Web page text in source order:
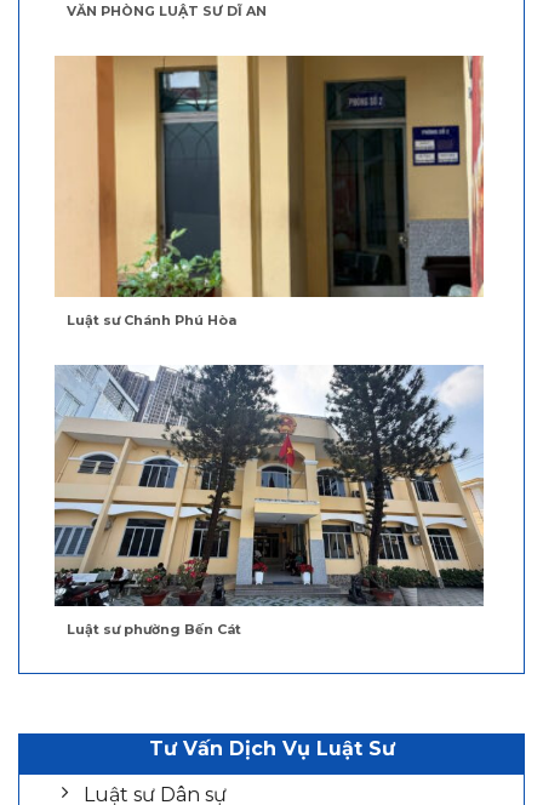
VĂN PHÒNG LUẬT SƯ DĨ AN
Luật sư Chánh Phú Hòa
Luật sư phường Bến Cát
Tư Vấn Dịch Vụ Luật Sư
Luật sư Dân sự